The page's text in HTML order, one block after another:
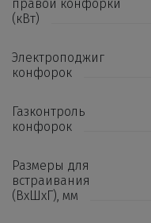
правой конфорки
(кВт)
Электроподжиг
конфорок
Газконтроль
конфорок
Размеры для
встраивания
(ВхШхГ), мм